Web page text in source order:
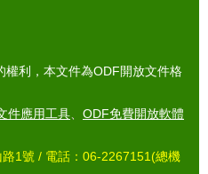
權利，本文件為ODF開放文件格
件應用工具
ODF免費開放軟體
1號 / 電話：06-2267151(總機